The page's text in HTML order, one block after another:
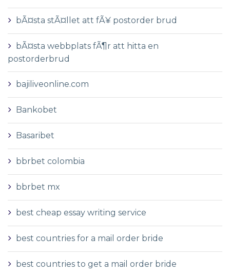
bÃ¤sta stÃ¤llet att fÃ¥ postorder brud
bÃ¤sta webbplats fÃ¶r att hitta en
postorderbrud
bajiliveonline.com
Bankobet
Basaribet
bbrbet colombia
bbrbet mx
best cheap essay writing service
best countries for a mail order bride
best countries to get a mail order bride